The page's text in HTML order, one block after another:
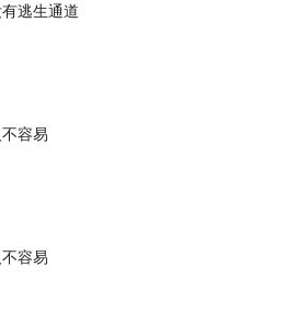
逃生通道
容易
容易